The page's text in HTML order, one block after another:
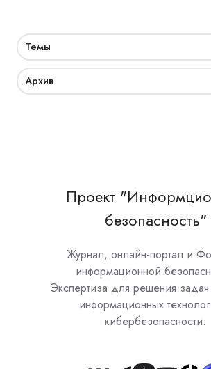
Темы
Архив
Проект
безопасность"
Журнал, онлайн-портал и
информационной
Экспертиза для решения задач
информационных
кибербезопасности.